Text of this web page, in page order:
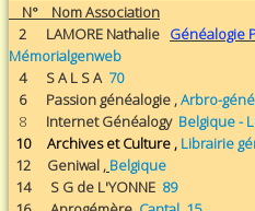
N° Nom Association
2 LAMORE Nathalie Généalogie
Mémorialgenweb
4 S A L S A 70
6 Passion généalogie ,Arbro-
8
Internet Généalogy Belgique -
10 Archives et Culture , Librairie
12 Geniwal , Belgique
14 S G de L'YONNE 89